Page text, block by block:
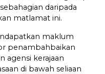
daripada
matlamat ini.
maklum
penambahbaikan
agensi kerajaan
di bawah seliaan